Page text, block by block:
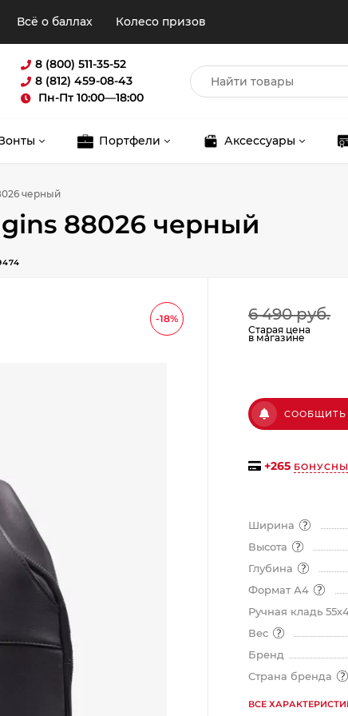
Всё о баллах Колесо призов
8 (800) 511-35-52
8 (812) 459-08-43
Пн-Пт 10:00—18:00
Портфели Аксессуары
черный
88026 черный
-18% 6 490 руб.
Старая цена
в магазине
СООБЩИТЬ
+265
Ширина
Высота
Глубина
Формат А4
Ручная кладь
Вес
Бренд
Страна бренда
ВСЕ
%
Добавляйте товары
Оплачивайте сегодня только
% картой любого банка